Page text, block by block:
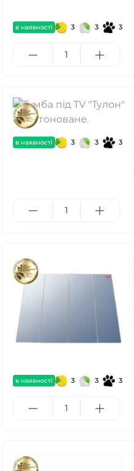
в наявності 3 3 3
в наявності 3 3 3
в наявності 3 3 3